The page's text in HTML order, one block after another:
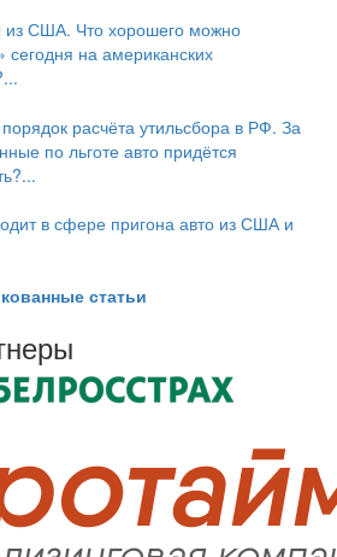
из США. Что хорошего можно
сегодня на американских
расчёта утильсбора в РФ. За
по льготе авто придётся
в сфере пригона авто из США и
статьи